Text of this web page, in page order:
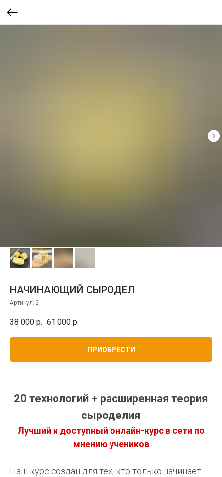
НАЧИНАЮЩИЙ СЫРОДЕЛ
Артикул: 2
38 000 р. 61 000 р.
ПРИОБРЕСТИ
20 технологий + расширенная теория
сыроделия
Лучший и доступный онлайн-курс в сети по
мнению учеников
Наш курс создан для тех, кто только начинает.